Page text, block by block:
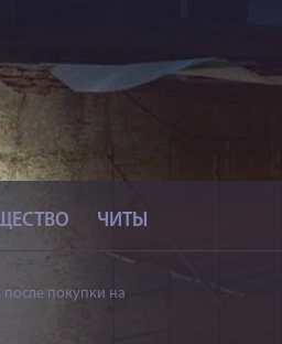
ЧИТЫ
покупки на